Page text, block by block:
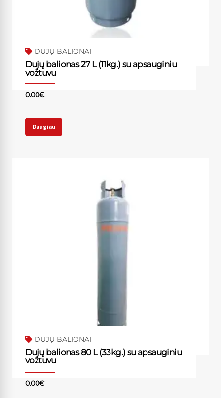
DUJŲ BALIONAI
Dujų balionas 27 L (11kg.) su apsauginiu
vožtuvu
0.00€
Daugiau
DUJŲ BALIONAI
Dujų balionas 80 L (33kg.) su apsauginiu
vožtuvu
0.00€